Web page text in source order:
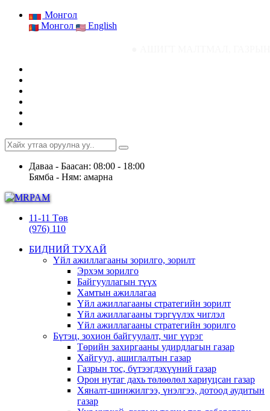
Монгол
Монгол
English
Даваа - Баасан: 08:00 - 18:00
Бямба - Ням: амарна
11-11 Төв
(976) 110
БИДНИЙ ТУХАЙ
Үйл ажиллагааны зорилго, зорилт
Эрхэм зорилго
Байгууллагын түүх
Хамтын ажиллагаа
Үйл ажиллагааны стратегийн зорилт
Үйл ажиллагааны тэргүүлэх чиглэл
Үйл ажиллагааны стратегийн зорилго
Бүтэц, зохион байгуулалт, чиг үүрэг
Төрийн захиргааны удирдлагын газар
Хайгуул, ашиглалтын газар
Газрын тос, бүтээгдэхүүний газар
Орон нутаг дахь төлөөлөл хариуцсан газар
Хяналт-шинжилгээ, үнэлгээ, дотоод аудитын
газар